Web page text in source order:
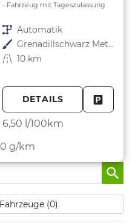
Fahrzeug mit Tageszulassung
Getriebe Automatik
Außenfarbe
Grenadillschwarz Metallic
Kilometerstand 10 km
DETAILS
6,50 l/100km
g/km
(0)